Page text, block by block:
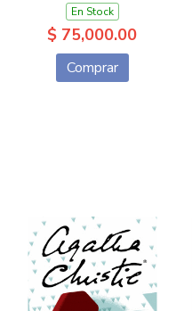
En Stock
$ 75,000.00
Comprar